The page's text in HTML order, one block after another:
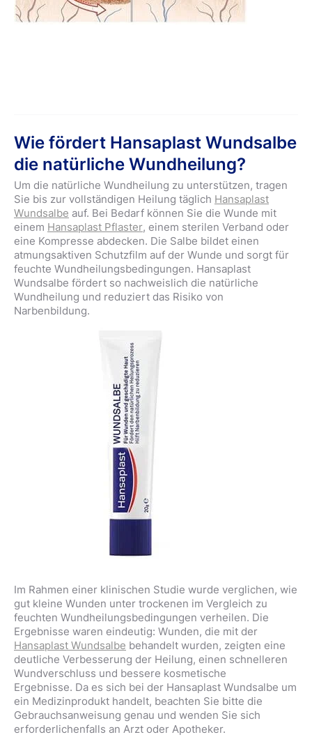
Wie fördert Hansaplast Wundsalbe
die natürliche Wundheilung?
Um die natürliche Wundheilung zu unterstützen, tragen
Sie bis zur vollständigen Heilung täglich Hansaplast
Wundsalbe auf. Bei Bedarf können Sie die Wunde mit
einem Hansaplast Pflaster, einem sterilen Verband oder
eine Kompresse abdecken. Die Salbe bildet einen
atmungsaktiven Schutzfilm auf der Wunde und sorgt für
feuchte Wundheilungsbedingungen. Hansaplast
Wundsalbe fördert so nachweislich die natürliche
Wundheilung und reduziert das Risiko von
Narbenbildung.
Im Rahmen einer klinischen Studie wurde verglichen, wie
gut kleine Wunden unter trockenen im Vergleich zu
feuchten Wundheilungsbedingungen verheilen. Die
Ergebnisse waren eindeutig: Wunden, die mit der
Hansaplast Wundsalbe behandelt wurden, zeigten eine
deutliche Verbesserung der Heilung, einen schnelleren
Wundverschluss und bessere kosmetische
Ergebnisse. Da es sich bei der Hansaplast Wundsalbe um
ein Medizinprodukt handelt, beachten Sie bitte die
Gebrauchsanweisung genau und wenden Sie sich
erforderlichenfalls an Arzt oder Apotheker.